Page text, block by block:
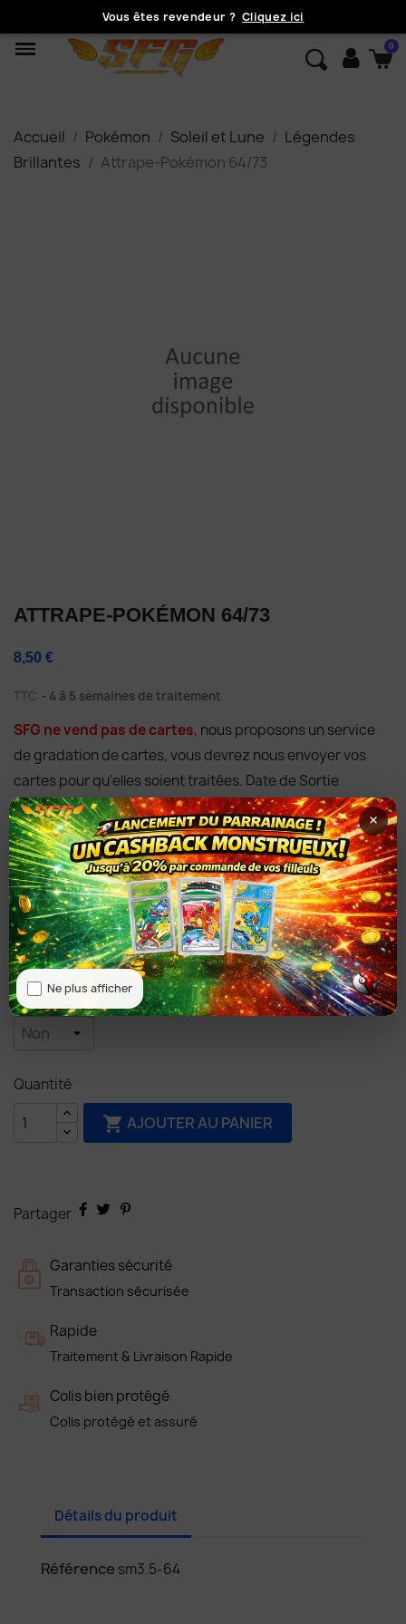
Vous êtes revendeur ? Cliquez ici
Accueil Pokémon Soleil et Lune
Légendes
Brillantes
Attrape-Pokémon 64/73
ATTRAPE-POKÉMON 64/73
8,50 €
TTC 4 à 5 semaines de traitement
SFG ne vend pas de cartes, nous proposons un service
de gradation de cartes, vous devrez nous envoyer vos
cartes pour qu'elles soient traitées. Date de Sortie
06/10/2017
Type d'étiquette : Classique
NFT : Non
Quantité
 AJOUTER AU PANIER
Partager
Garanties sécurité
Transaction sécurisée
Rapide
Traitement & Livraison Rapide
Colis bien protégé
Colis protégé et assuré
Détails du produit
Référence sm3.5-64
×
Ne plus afficher